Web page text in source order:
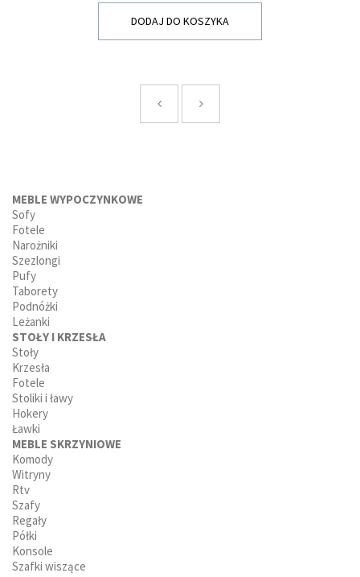
DODAJ DO KOSZYKA
MEBLE WYPOCZYNKOWE
Sofy
Fotele
Narożniki
Szezlongi
Pufy
Taborety
Podnóżki
Leżanki
STOŁY I KRZESŁA
Stoły
Krzesła
Fotele
Stoliki i ławy
Hokery
Ławki
MEBLE SKRZYNIOWE
Komody
Witryny
Rtv
Szafy
Regały
Półki
Konsole
Szafki wiszące